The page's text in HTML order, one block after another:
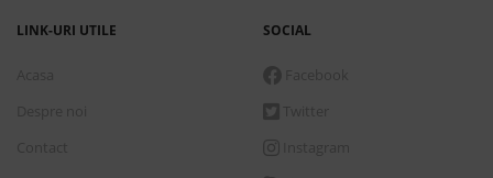
LINK-URI UTILE SOCIAL